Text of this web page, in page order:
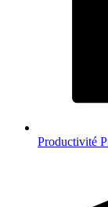
Productivité